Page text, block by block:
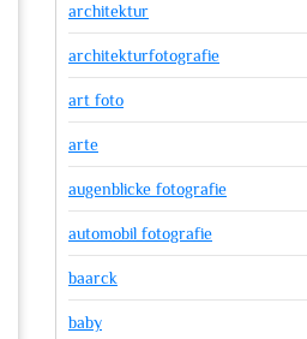
architektur
architekturfotografie
art foto
arte
augenblicke fotografie
automobil fotografie
baarck
baby